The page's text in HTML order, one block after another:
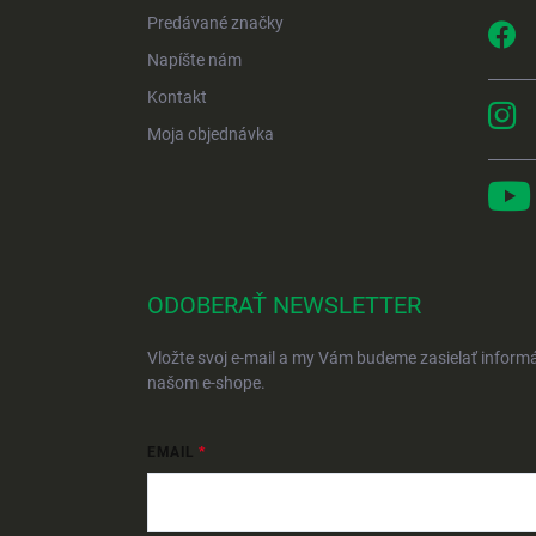
Predávané značky
Napíšte nám
Kontakt
Moja objednávka
ODOBERAŤ NEWSLETTER
Vložte svoj e-mail a my Vám budeme zasielať
našom e-shope.
EMAIL